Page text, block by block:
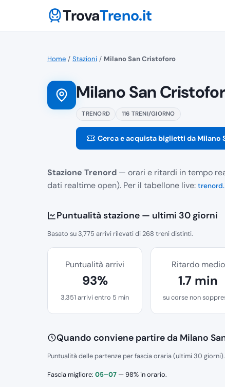
TrovaTreno.it
Home / Stazioni / Milano San Cristoforo
Milano San
TRENORD 116 TRENI/GIORNO
Cerca e acquista biglietti da Milano
Stazione Trenord — orari e ritardi in tempo
dati realtime open). Per il tabellone live:
Puntualità stazione — ultimi 30 giorni
Basato su 3,775 arrivi rilevati di 268 treni distinti.
Puntualità arrivi
93%
3,351 arrivi entro 5 min
Ritardo medio
1.7 min
su corse non
Quando conviene partire da Milano
Puntualità delle partenze per fascia oraria (ultimi 30
Fascia migliore: 05–07 — 98% in orario.